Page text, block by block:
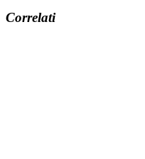
Correlati